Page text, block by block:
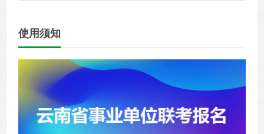
使用须知